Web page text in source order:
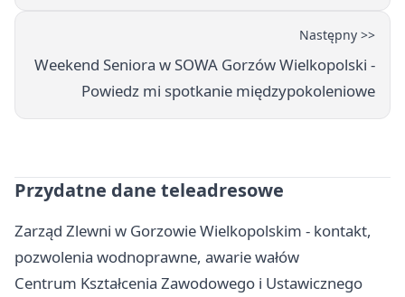
Następny >>
Weekend Seniora w SOWA Gorzów Wielkopolski -
Powiedz mi spotkanie międzypokoleniowe
Przydatne dane teleadresowe
Zarząd Zlewni w Gorzowie Wielkopolskim - kontakt,
pozwolenia wodnoprawne, awarie wałów
Centrum Kształcenia Zawodowego i Ustawicznego